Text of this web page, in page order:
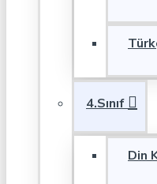
4.Sınıf
Din